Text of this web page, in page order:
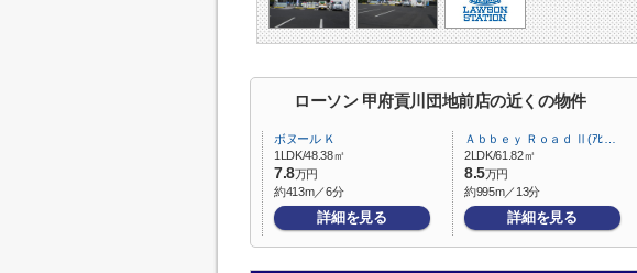
ローソン 甲府貢川団地前店の近くの物件
ボヌール Ｋ
1LDK/48.38㎡
7.8万円
約413m／6分
詳細を見る
Ａｂｂｅｙ Ｒｏａｄ Ⅱ(ｱﾋ…
2LDK/61.82㎡
8.5万円
約995m／13分
詳細を見る